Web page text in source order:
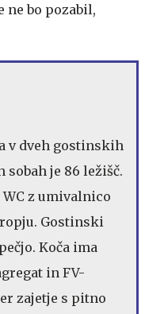
ne bo pozabil,
v dveh gostinskih
sobah je 86 ležišč.
z umivalnico
Gostinski
Koča ima
in FV-
zajetje s pitno